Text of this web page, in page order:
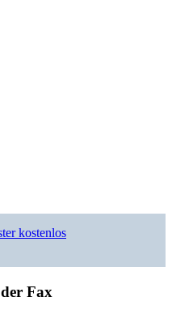
kostenlos
Fax